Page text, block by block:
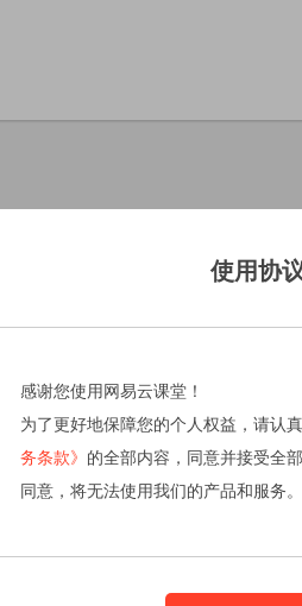
使用协
感谢您使用网易云课堂！
为了更好地保障您的个人权益，请认
务条款》 的全部内容，同意并接受全
同意，将无法使用我们的产品和服务。